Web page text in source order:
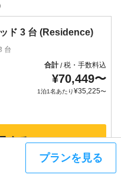
プランを見る
ド 3 台 (Residence)
台
合計/税・手数料込
¥70,449〜
1泊1名あたり¥35,225〜
する